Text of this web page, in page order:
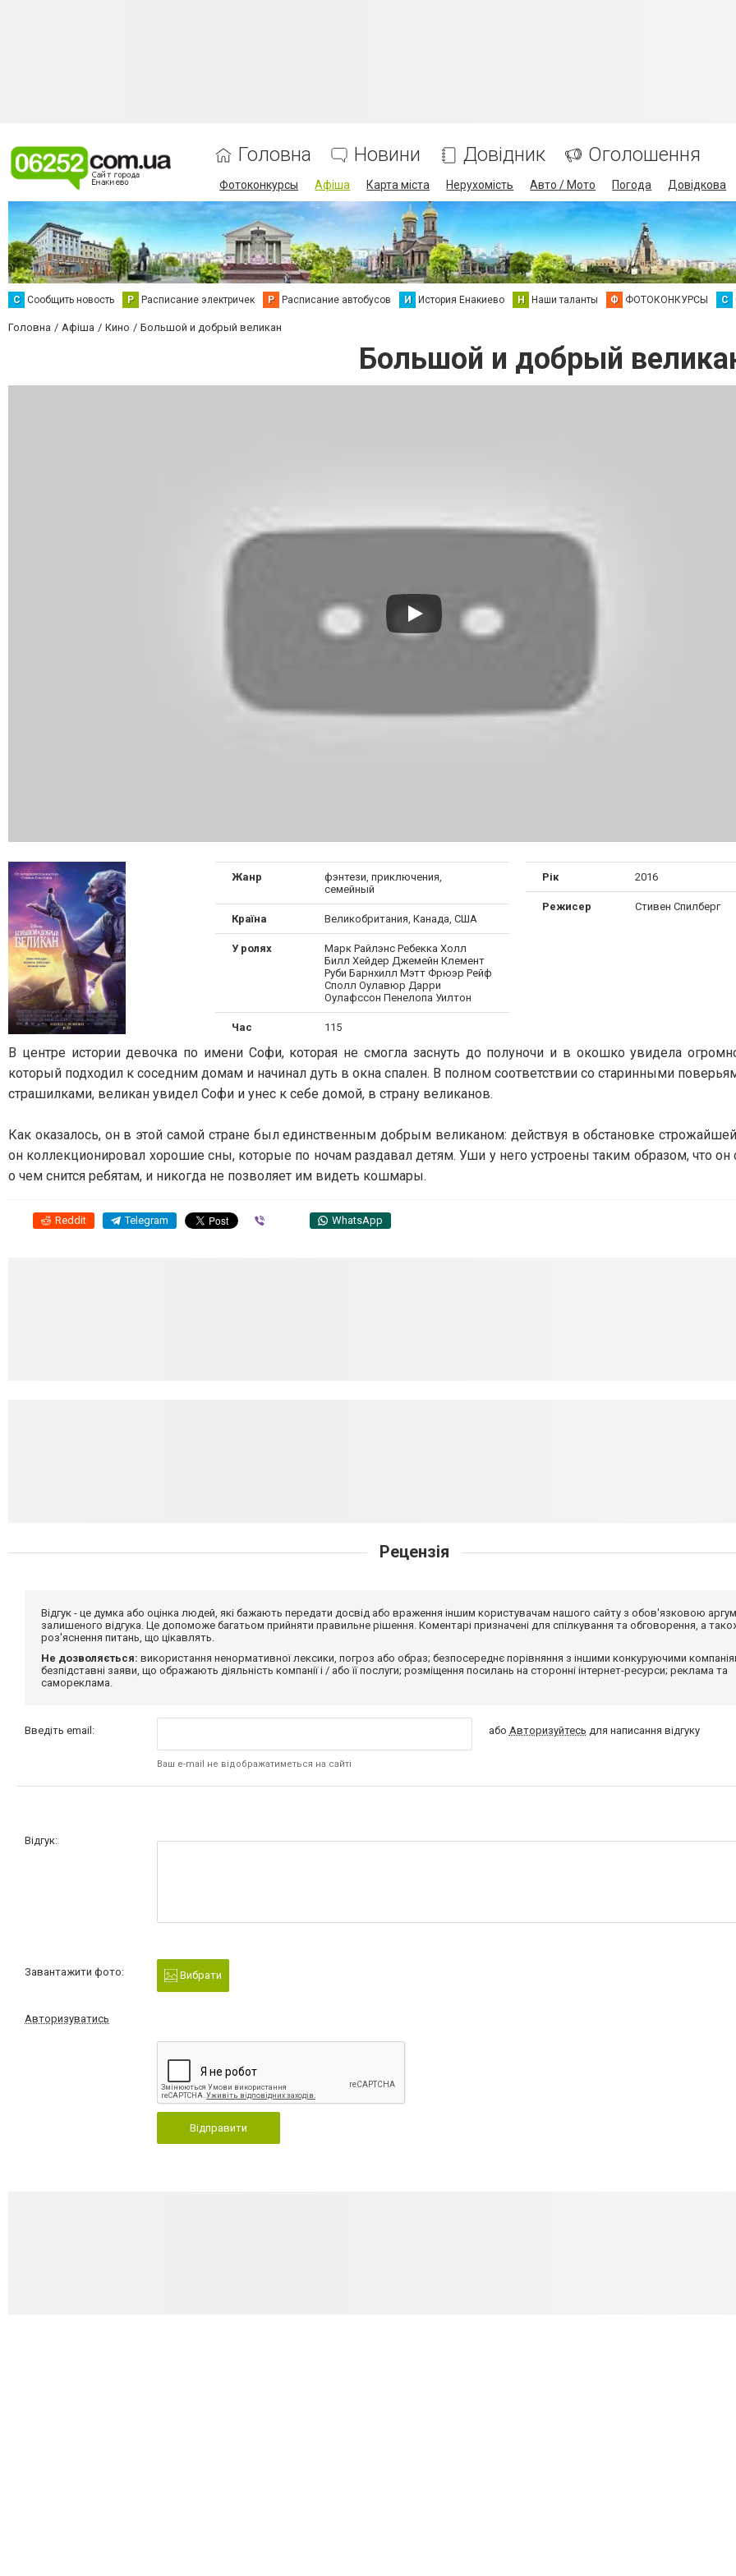
Головна Новини Довідник Оголошення
Фотоконкурсы Афіша Карта міста Нерухомість Авто / Мото Погода Довідкова
С Сообщить новость Р Расписание электричек Р Расписание автобусов И История Енакиево Н Наши таланты Ф ФОТОКОНКУРСЫ С
Головна Афіша Кино Большой и добрый великан
Большой и добрый
Жанр
фэнтези, приключения,
семейный
Країна Великобритания, Канада, США
У ролях
Марк Райлэнс Ребекка Холл
Билл Хейдер Джемейн Клемент
Руби Барнхилл Мэтт Фрюэр Рейф
Сполл Оулавюр Дарри
Оулафссон Пенелопа Уилтон
Рік 2016
Режисер Стивен Спилберг
Час 115
В центре истории девочка по имени Софи, которая не смогла заснуть до полуночи и в окошко увидела
который подходил к соседним домам и начинал дуть в окна спален. В полном соответствии со старинными
страшилками, великан увидел Софи и унес к себе домой, в страну великанов.
Как оказалось, он в этой самой стране был единственным добрым великаном: действуя в обстановке строжайшей
он коллекционировал хорошие сны, которые по ночам раздавал детям. Уши у него устроены таким образом, что он
о чем снится ребятам, и никогда не позволяет им видеть кошмары.
Reddit Telegram WhatsApp
Рецензія
Відгук - це думка або оцінка людей, які бажають передати досвід або враження іншим користувачам нашого сайту з обов'язковою
залишеного відгука. Це допоможе багатьом прийняти правильне рішення. Коментарі призначені для спілкування та обговорення, а
роз'яснення питань, що цікавлять.
Не дозволяється: використання ненормативної лексики, погроз або образ; безпосереднє порівняння з іншими конкуруючими
безпідставні заяви, що ображають діяльність компанії і / або її послуги; розміщення посилань на сторонні інтернет-ресурси; реклама та
самореклама.
Введіть email:
Ваш e-mail не відображатиметься на сайті
або Авторизуйтесь для написання відгуку
Відгук:
Завантажити фото: Вибрати
Авторизуватись
Відправити